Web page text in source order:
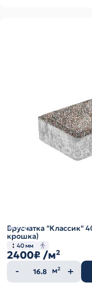
Брусчатка "Классик"
крошка)
40 мм
2400₽ /м²
Количество
товара
м²